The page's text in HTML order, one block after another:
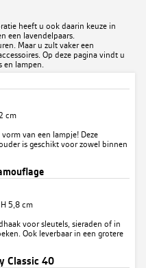
heeft u ook daarin keuze in
een lavendelpaars.
Maar u zult vaker een
Op deze pagina vindt u
en lampen.
cm
van een lampje! Deze
is geschikt voor zowel binnen
5,8 cm
voor sleutels, sieraden of in
Ook leverbaar in een grotere
Classic 40